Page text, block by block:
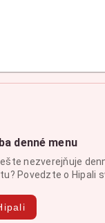
denné menu
nezverejňuje
Povedzte o Hipali